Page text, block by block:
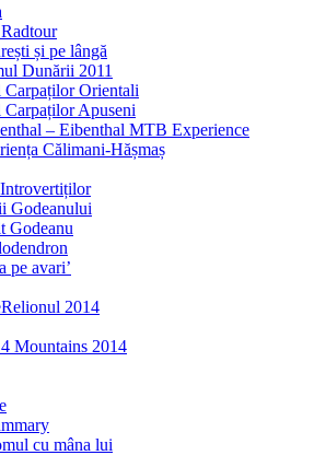
și pe lângă
Dunării 2011
Carpaților Orientali
Carpaților Apuseni
– Eibenthal MTB Experience
Călimani-Hășmaș
Godeanului
Godeanu
pe avari’
2014
Mountains 2014
cu mâna lui